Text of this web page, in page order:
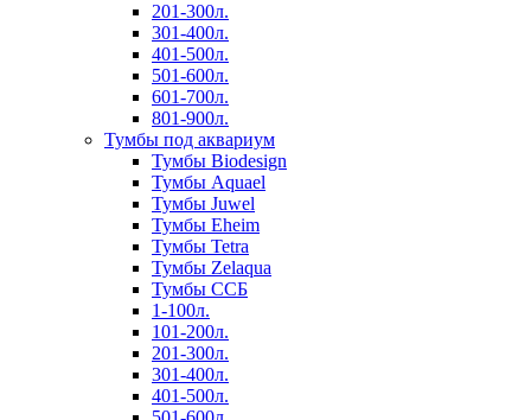
201-300л.
301-400л.
401-500л.
501-600л.
601-700л.
801-900л.
Тумбы под аквариум
Тумбы Biodesign
Тумбы Aquael
Тумбы Juwel
Тумбы Eheim
Тумбы Tetra
Тумбы Zelaqua
Тумбы ССБ
1-100л.
101-200л.
201-300л.
301-400л.
401-500л.